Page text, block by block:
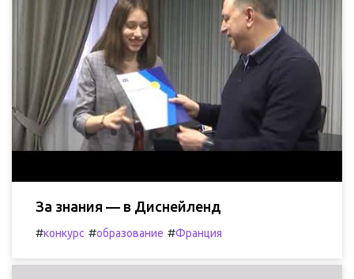
За знания — в Диснейленд
#конкурс #образование #Франция